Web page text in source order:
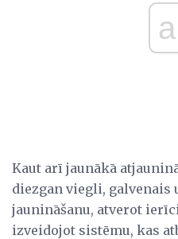
Kaut arī jaunākā
diezgan viegli, galvenais
jaunināšanu, atverot
izveidojot sistēmu, kas